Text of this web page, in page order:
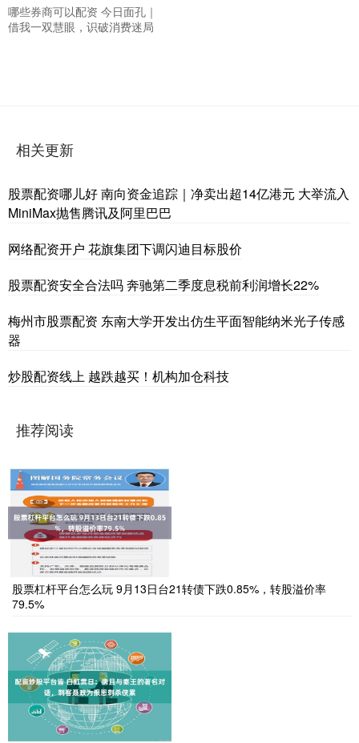
哪些券商可以配资 今日面孔｜
借我一双慧眼，识破消费迷局
相关更新
股票配资哪儿好 南向资金追踪｜净卖出超14亿港元 大举流入
MiniMax抛售腾讯及阿里巴巴
网络配资开户 花旗集团下调闪迪目标股价
股票配资安全合法吗 奔驰第二季度息税前利润增长22%
梅州市股票配资 东南大学开发出仿生平面智能纳米光子传感
器
炒股配资线上 越跌越买！机构加仓科技
推荐阅读
股票杠杆平台怎么玩 9月13日台21转债下跌0.85%，转股溢价率
79.5%